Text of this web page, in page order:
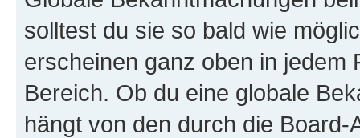
solltest du sie so bald wie
erscheinen ganz oben in jedem
Bereich. Ob du eine globale
hängt von den durch die